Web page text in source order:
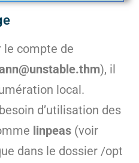
le compte de
), il
local.
d’utilisation des
linpeas (voir
dans le dossier /opt